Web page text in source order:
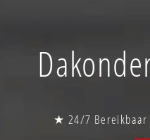
★ 24/7 Bereikbaar